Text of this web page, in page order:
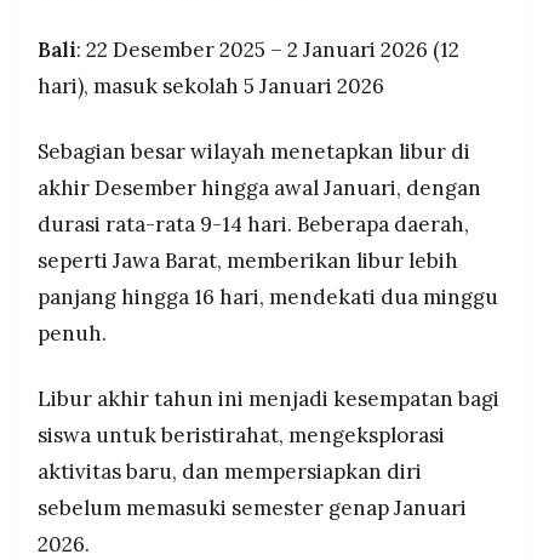
Bali: 22 Desember 2025 – 2 Januari 2026 (12
hari), masuk sekolah 5 Januari 2026
Sebagian besar wilayah menetapkan libur di
akhir Desember hingga awal Januari, dengan
durasi rata-rata 9-14 hari. Beberapa daerah,
seperti Jawa Barat, memberikan libur lebih
panjang hingga 16 hari, mendekati dua minggu
penuh.
Libur akhir tahun ini menjadi kesempatan bagi
siswa untuk beristirahat, mengeksplorasi
aktivitas baru, dan mempersiapkan diri
sebelum memasuki semester genap Januari
2026.